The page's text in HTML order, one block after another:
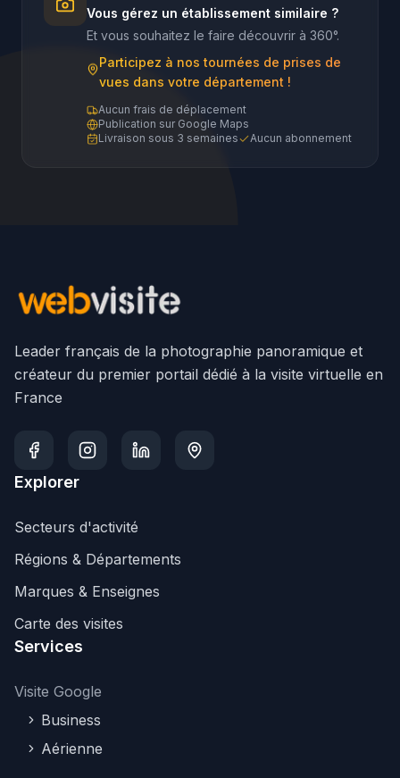
Vous gérez un établissement similaire ?
Et vous souhaitez le faire découvrir à 360°.
Participez à nos tournées de prises de
vues dans votre département !
Aucun frais de déplacement
Publication sur Google Maps
Livraison sous 3 semaines
Aucun abonnement
Leader français de la photographie panoramique et
créateur du premier portail dédié à la visite virtuelle en
France
Explorer
Secteurs d'activité
Régions & Départements
Marques & Enseignes
Carte des visites
Services
Visite Google
Business
Aérienne